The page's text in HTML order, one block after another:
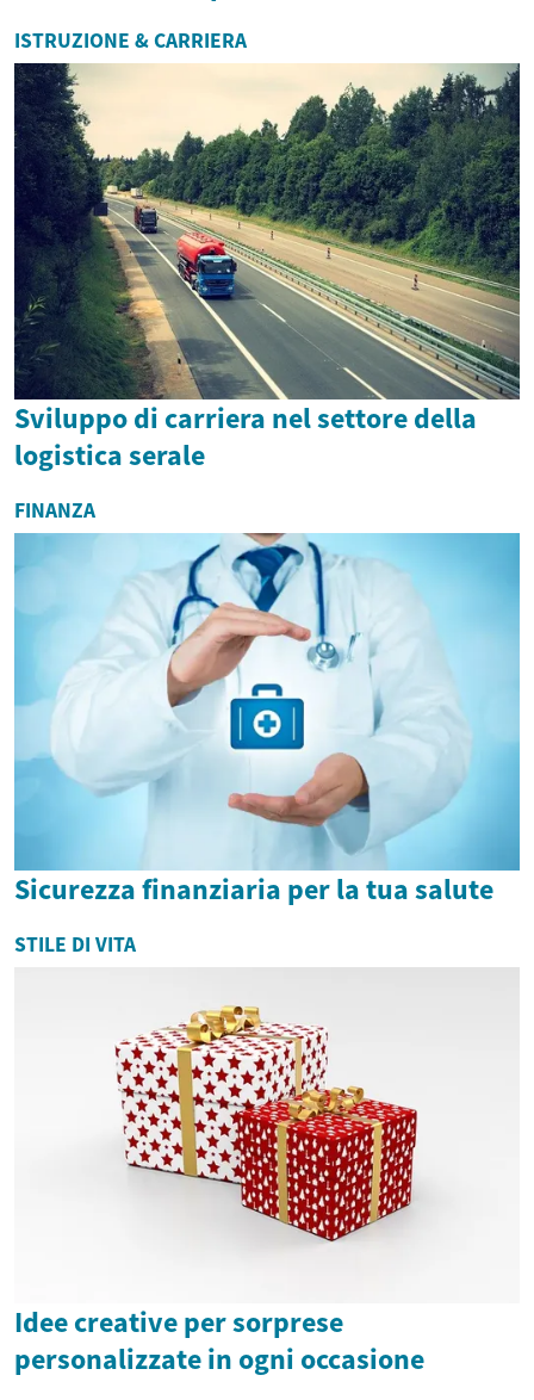
ISTRUZIONE & CARRIERA
Sviluppo di carriera nel settore della
logistica serale
FINANZA
Sicurezza finanziaria per la tua salute
STILE DI VITA
Idee creative per sorprese
personalizzate in ogni occasione